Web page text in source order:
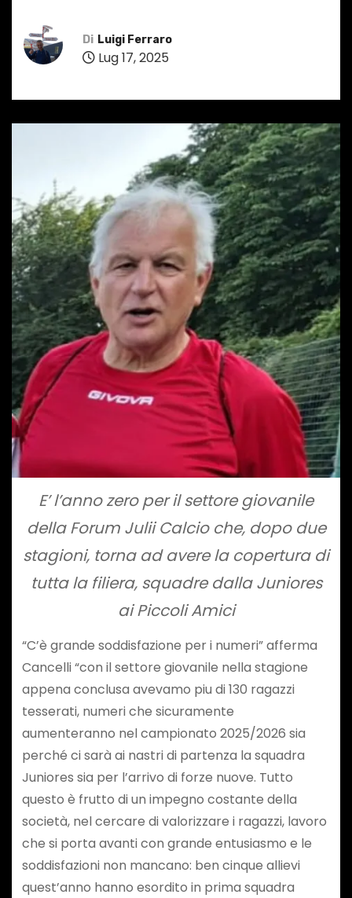
Di Luigi Ferraro
Lug 17, 2025
E’ l’anno zero per il settore giovanile
della Forum Julii Calcio che, dopo due
stagioni, torna ad avere la copertura di
tutta la filiera, squadre dalla Juniores
ai Piccoli Amici
“C’è grande soddisfazione per i numeri” afferma
Cancelli “con il settore giovanile nella stagione
appena conclusa avevamo piu di 130 ragazzi
tesserati, numeri che sicuramente
aumenteranno nel campionato 2025/2026 sia
perché ci sarà ai nastri di partenza la squadra
Juniores sia per l’arrivo di forze nuove. Tutto
questo è frutto di un impegno costante della
società, nel cercare di valorizzare i ragazzi, lavoro
che si porta avanti con grande entusiasmo e le
soddisfazioni non mancano: ben cinque allievi
quest’anno hanno esordito in prima squadra